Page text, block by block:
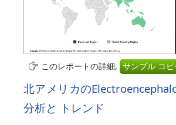
このレポートの詳細, サンプル コ
北アメリカの
分析と トレンド